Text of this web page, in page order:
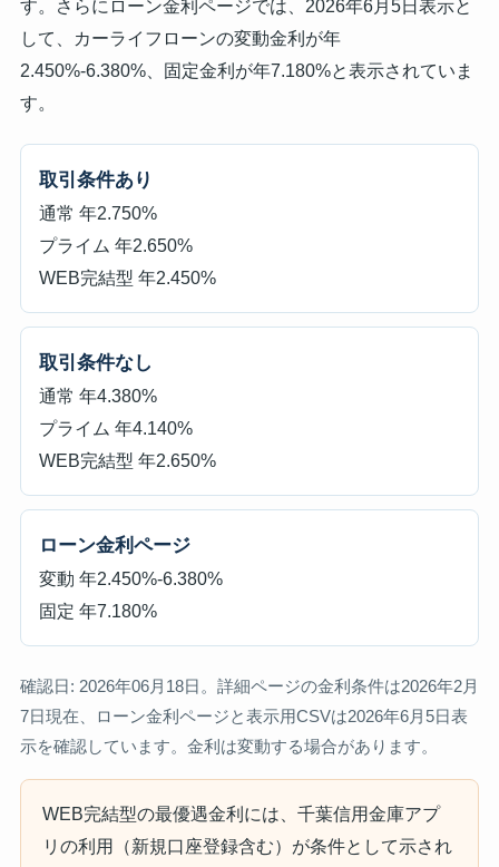
す。さらにローン金利ページでは、2026年6月5日表示と
して、カーライフローンの変動金利が年
2.450%-6.380%、固定金利が年7.180%と表示されていま
す。
取引条件あり
通常 年2.750%
プライム 年2.650%
WEB完結型 年2.450%
取引条件なし
通常 年4.380%
プライム 年4.140%
WEB完結型 年2.650%
ローン金利ページ
変動 年2.450%-6.380%
固定 年7.180%
確認日: 2026年06月18日。詳細ページの金利条件は2026年2月
7日現在、ローン金利ページと表示用CSVは2026年6月5日表
示を確認しています。金利は変動する場合があります。
WEB完結型の最優遇金利には、千葉信用金庫アプ
リの利用（新規口座登録含む）が条件として示され